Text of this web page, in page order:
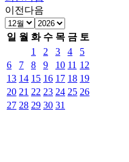
이전 다음
일 월 화 수 목 금 토
1
2 3 4
5
6
7 8 9 10 11 12
13 14 15 16 17 18 19
20 21 22 23 24 25 26
27 28 29 30 31